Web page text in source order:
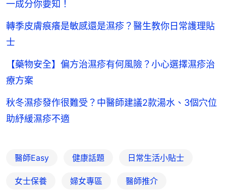
一成分你要知！
轉季皮膚痕癢是敏感還是濕疹？醫生教你日常護理貼
士
【藥物安全】偏方治濕疹有何風險？小心選擇濕疹治
療方案
秋冬濕疹發作很難受？中醫師建議2款湯水、3個穴位
助紓緩濕疹不適
醫師Easy 健康話題 日常生活小貼士
女士保養 婦女專區 醫師推介